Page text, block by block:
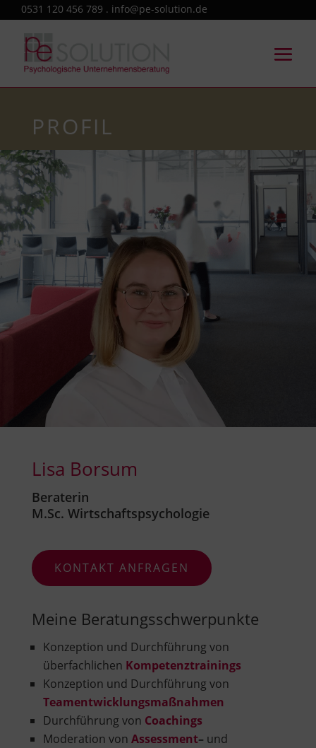
0531 120 456 789 . info@pe-solution.de
PROFIL
Lisa Borsum
Beraterin
M.Sc. Wirtschaftspsychologie
KONTAKT ANFRAGEN
Meine Beratungsschwerpunkte
Konzeption und Durchführung von
überfachlichen Kompetenztrainings
Konzeption und Durchführung von
Teamentwicklungsmaßnahmen
Durchführung von Coachings
Moderation von Assessment– und